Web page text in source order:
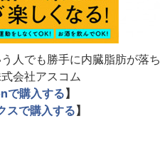
人でも勝手に内臓脂肪が落
会社アスコム
で購入する】
スで購入する】